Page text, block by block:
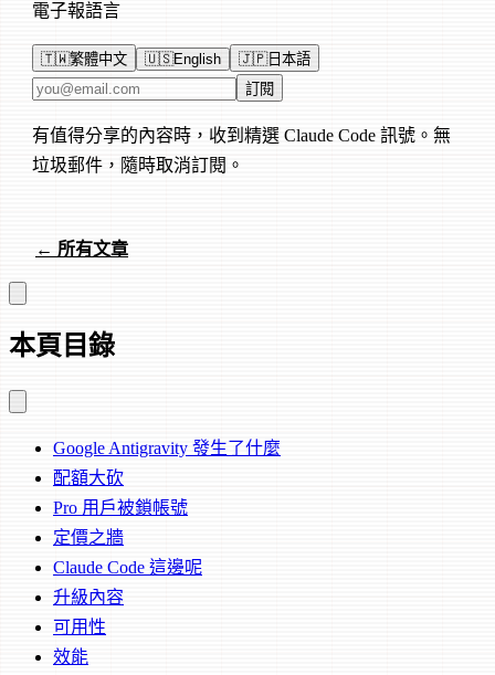
電子報語言
🇹🇼繁體中文 🇺🇸English 🇯🇵日本語
電子郵件地址 訂閱
有值得分享的內容時，收到精選 Claude Code 訊號。無
垃圾郵件，隨時取消訂閱。
← 所有文章
本頁目錄
Google Antigravity 發生了什麼
配額大砍
Pro 用戶被鎖帳號
定價之牆
Claude Code 這邊呢
升級內容
可用性
效能